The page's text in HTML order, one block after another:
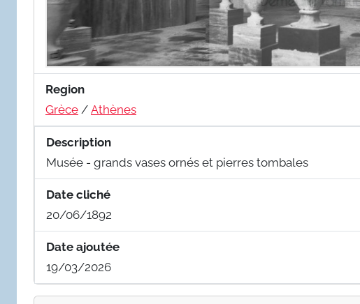
Region
Grèce / Athènes
Description
Musée - grands vases ornés et pierres tombales
Date cliché
20/06/1892
Date ajoutée
19/03/2026